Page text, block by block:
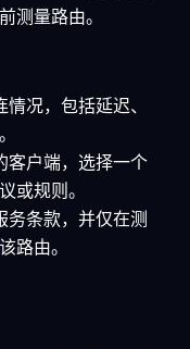
测量路由。
况，包括延迟、
客户端，选择一个
或规则。
务条款，并仅在测
路由。